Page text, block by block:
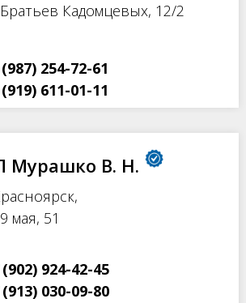
Кадомцевых, 12/2
254-72-61
611-01-11
Мурашко В. Н.
мая, 51
924-42-45
030-09-80